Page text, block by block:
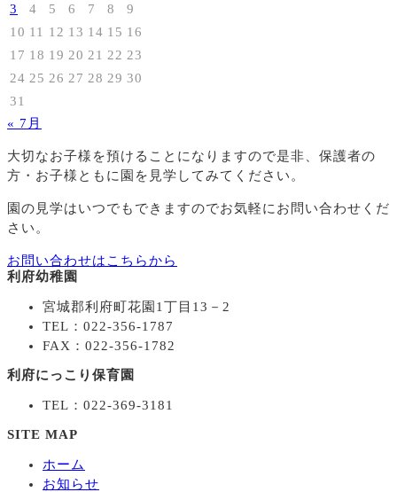
3
4 5 6 7 8
9
10 11 12 13 14 15 16
17 18 19 20 21 22 23
24 25 26 27 28 29 30
31
« 7月
大切なお子様を預けることになりますので是非、保護者の
方・お子様ともに園を見学してみてください。
園の見学はいつでもできますのでお気軽にお問い合わせくだ
さい。
お問い合わせはこちらから
利府幼稚園
宮城郡利府町花園1丁目13－2
TEL：022-356-1787
FAX：022-356-1782
利府にっこり保育園
TEL：022-369-3181
SITE MAP
ホーム
お知らせ